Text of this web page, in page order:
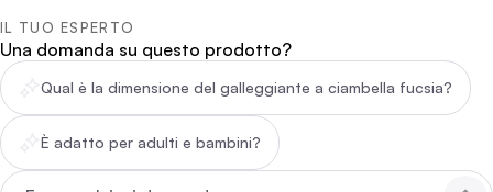
IL TUO ESPERTO
Una domanda su questo prodotto?
Qual è la dimensione del galleggiante a ciambella fucsia?
È adatto per adulti e bambini?